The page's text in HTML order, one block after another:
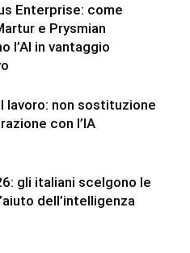
Enterprise: come
e Prysmian
l’AI in vantaggio
lavoro: non sostituzione
con l’IA
gli italiani scelgono le
dell’intelligenza